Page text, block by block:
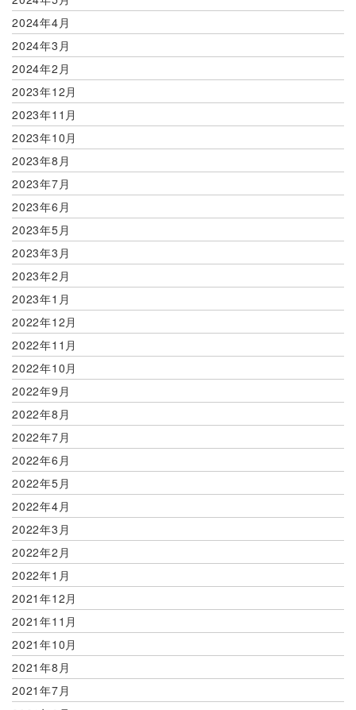
2024年4月
2024年3月
2024年2月
2023年12月
2023年11月
2023年10月
2023年8月
2023年7月
2023年6月
2023年5月
2023年3月
2023年2月
2023年1月
2022年12月
2022年11月
2022年10月
2022年9月
2022年8月
2022年7月
2022年6月
2022年5月
2022年4月
2022年3月
2022年2月
2022年1月
2021年12月
2021年11月
2021年10月
2021年8月
2021年7月